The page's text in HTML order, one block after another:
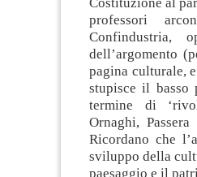
Costituzione al
professori
Confindustria,
dell’argomento
pagina culturale,
stupisce il basso
termine di
Ornaghi,
Ricordano che
sviluppo della
paesaggio e il